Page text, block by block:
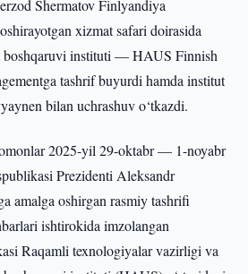
Shermatov Finlyandiya
xizmat safari doirasida
instituti — HAUS Finnish
tashrif buyurdi hamda institut
bilan uchrashuv o‘tkazdi.
2025-yil 29-oktabr — 1-noyabr
Prezidenti Aleksandr
amalga oshirgan rasmiy tashrifi
ishtirokida imzolangan
Raqamli texnologiyalar vazirligi va